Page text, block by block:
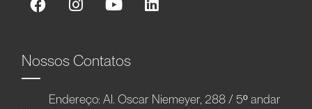
Nossos Contatos
Endereço: Al. Oscar Niemeyer, 288 / 5º andar